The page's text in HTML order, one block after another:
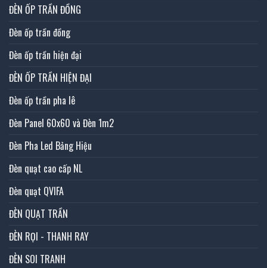
ĐÈN ỐP TRẦN ĐỒNG
Đèn ốp trần đồng
Đèn ốp trần hiện đại
ĐÈN ỐP TRẦN HIỆN ĐẠI
Đèn ốp trần pha lê
Đèn Panel 60x60 và Đèn 1m2
Đèn Pha Led Bảng Hiệu
Đèn quạt cao cấp NL
Đèn quạt QVIFA
ĐÈN QUẠT TRẦN
ĐÈN RỌI - THANH RAY
ĐÈN SOI TRANH